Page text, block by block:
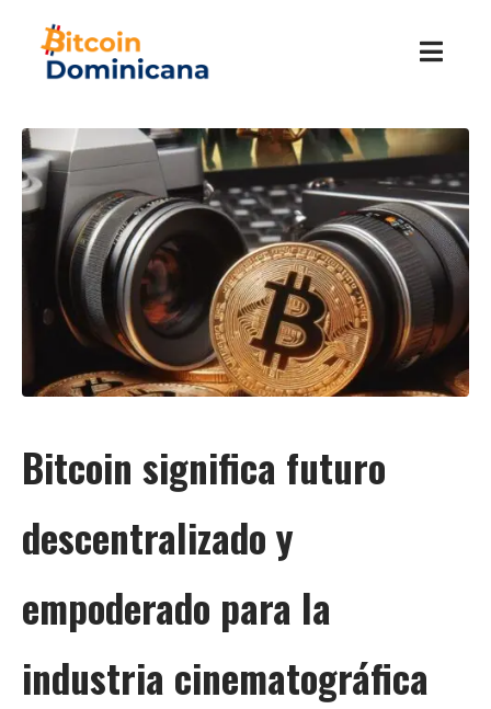
Bitcoin significa futuro
descentralizado y
empoderado para la
industria cinematográfica